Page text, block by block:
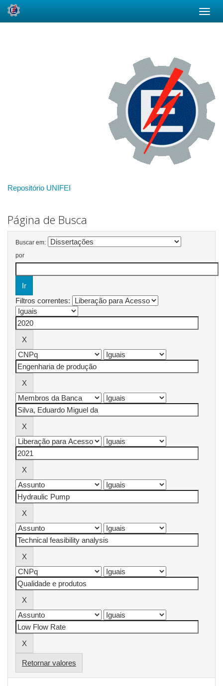
Repositório UNIFEI
Página de Busca
Buscar em:
por
Filtros correntes:
Retornar valores